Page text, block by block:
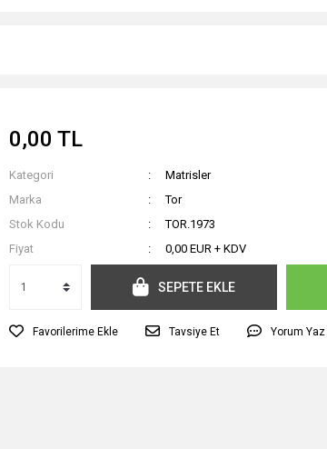
0,00 TL
Kategori
Matrisler
Marka
Tor
Stok Kodu
TOR.1973
Fiyat
0,00 EUR + KDV
SEPETE EKLE
Tavsiye Et Yorum Yaz